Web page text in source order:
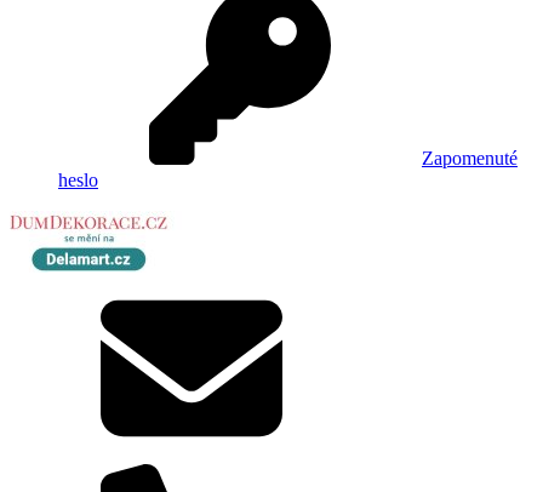
Zapomenuté
heslo